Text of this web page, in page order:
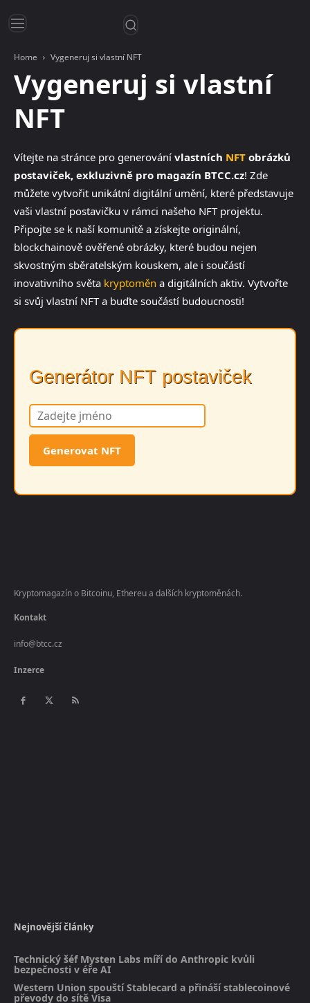
Home Vygeneruj si vlastní NFT
Vygeneruj si vlastní
NFT
Vítejte na stránce pro generování vlastních NFT obrázků
postaviček, exkluzivně pro magazín BTCC.cz! Zde
můžete vytvořit unikátní digitální umění, které představuje
vaši vlastní postavičku v rámci našeho NFT projektu.
Připojte se k naší komunitě a získejte originální,
blockchainově ověřené obrázky, které budou nejen
skvostným sběratelským kouskem, ale i součástí
inovativního světa kryptoměn a digitálních aktiv. Vytvořte
si svůj vlastní NFT a buďte součástí budoucnosti!
Generátor NFT postaviček
Generovat NFT
Kryptomagazín o Bitcoinu, Ethereu a dalších kryptoměnách.
Kontakt
info@btcc.cz
Inzerce
Nejnovější články
Technický šéf Mysten Labs míří do Anthropic kvůli
bezpečnosti v éře AI
Western Union spouští Stablecard a přináší stablecoinové
převody do sítě Visa